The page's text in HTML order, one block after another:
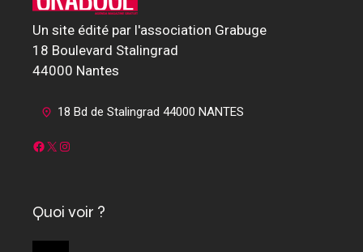
Un site édité par l'association Grabuge
18 Boulevard Stalingrad
44000 Nantes
18 Bd de Stalingrad 44000 NANTES
Facebook
X Instagram
Quoi voir ?